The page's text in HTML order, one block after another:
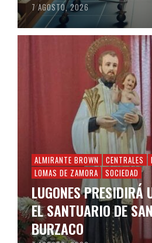
7 AGOSTO, 2026
ALMIRANTE BROWN CENTRALES
LOMAS DE ZAMORA
SOCIEDAD
LUGONES PRESIDIRÁ
EL SANTUARIO DE
BURZACO